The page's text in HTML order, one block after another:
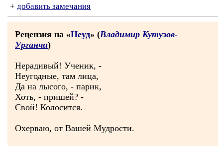
+ добавить замечания
Рецензия на «Неуд» (Владимир Кутузов-
Урганчи)
Нерадивый! Ученик, -
Неугодные, там лица,
Да на лысого, - парик,
Хоть, - пришей? -
Свой! Колосится.
Охерваю, от Вашей Мудрости.